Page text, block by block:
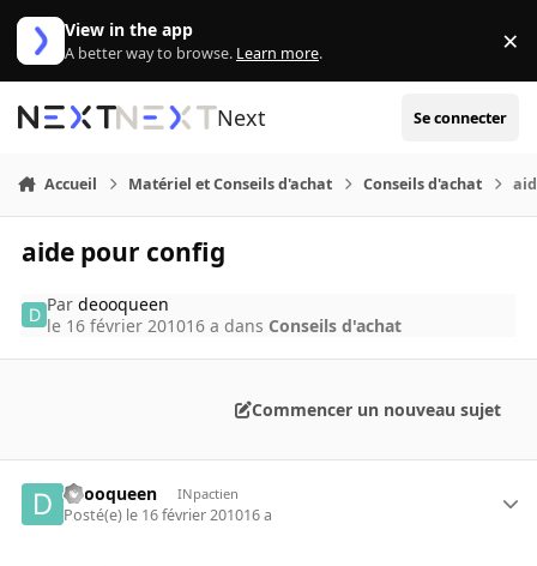
Aller au contenu
View in the app
A better way to browse. Learn more. ×
Next Se connecter
Accueil Matériel et Conseils d'achat Conseils d'achat
aide pour config
Pardeooqueen
le 16 février 201016 a dans Conseils d'achat
Commencer un nouveau sujet
deooqueen INpactien
Posté(e) le 16 février 201016 a